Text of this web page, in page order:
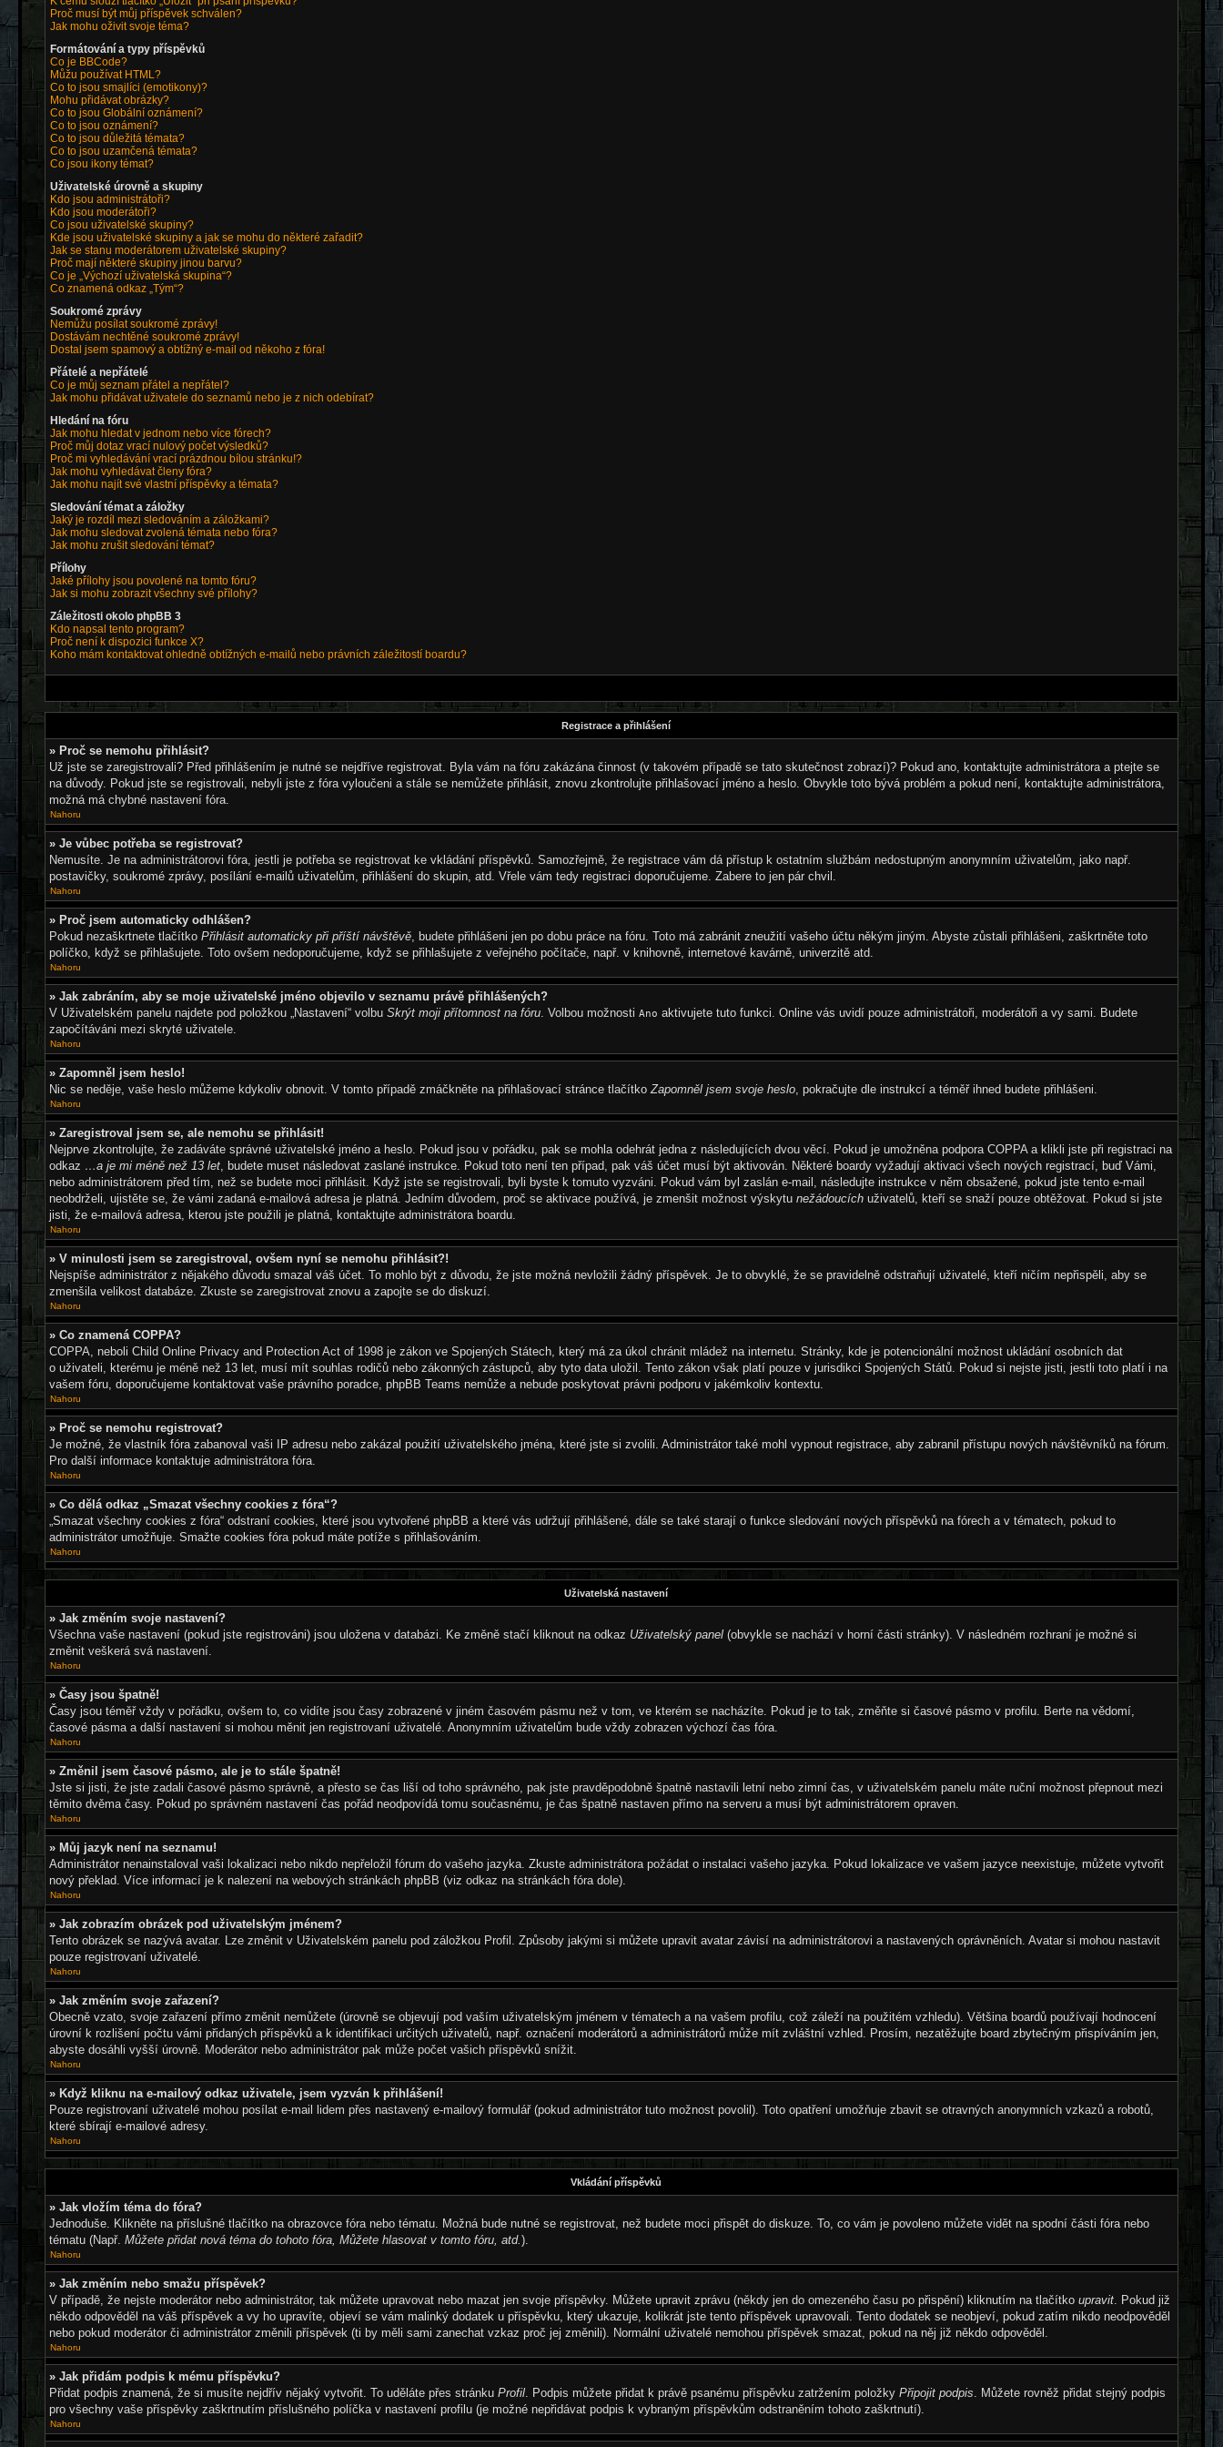
Proč musí být můj příspěvek schválen?
Jak mohu oživit svoje téma?
Formátování a typy příspěvků
Co je BBCode?
Můžu používat HTML?
Co to jsou smajlíci (emotikony)?
Mohu přidávat obrázky?
Co to jsou Globální oznámení?
Co to jsou oznámení?
Co to jsou důležitá témata?
Co to jsou uzamčená témata?
Co jsou ikony témat?
Uživatelské úrovně a skupiny
Kdo jsou administrátoři?
Kdo jsou moderátoři?
Co jsou uživatelské skupiny?
Kde jsou uživatelské skupiny a jak se mohu do některé zařadit?
Jak se stanu moderátorem uživatelské skupiny?
Proč mají některé skupiny jinou barvu?
Co je „Výchozí uživatelská skupina“?
Co znamená odkaz „Tým“?
Soukromé zprávy
Nemůžu posílat soukromé zprávy!
Dostávám nechtěné soukromé zprávy!
Dostal jsem spamový a obtížný e-mail od někoho z fóra!
Přátelé a nepřátelé
Co je můj seznam přátel a nepřátel?
Jak mohu přidávat uživatele do seznamů nebo je z nich odebírat?
Hledání na fóru
Jak mohu hledat v jednom nebo více fórech?
Proč můj dotaz vrací nulový počet výsledků?
Proč mi vyhledávání vrací prázdnou bílou stránku!?
Jak mohu vyhledávat členy fóra?
Jak mohu najít své vlastní příspěvky a témata?
Sledování témat a záložky
Jaký je rozdíl mezi sledováním a záložkami?
Jak mohu sledovat zvolená témata nebo fóra?
Jak mohu zrušit sledování témat?
Přílohy
Jaké přílohy jsou povolené na tomto fóru?
Jak si mohu zobrazit všechny své přílohy?
Záležitosti okolo phpBB 3
Kdo napsal tento program?
Proč není k dispozici funkce X?
Koho mám kontaktovat ohledně obtížných e-mailů nebo právních záležitostí boardu?
Registrace a přihlášení
» Proč se nemohu přihlásit?
Už jste se zaregistrovali? Před přihlášením je nutné se nejdříve registrovat. Byla vám na fóru zakázána činnost (v takovém případě se tato skutečnost zobrazí)? Pokud ano, kontaktujte administrátora a ptejte se
na důvody. Pokud jste se registrovali, nebyli jste z fóra vyloučeni a stále se nemůžete přihlásit, znovu zkontrolujte přihlašovací jméno a heslo. Obvykle toto bývá problém a pokud není, kontaktujte administrátora,
možná má chybné nastavení fóra.
Nahoru
» Je vůbec potřeba se registrovat?
Nemusíte. Je na administrátorovi fóra, jestli je potřeba se registrovat ke vkládání příspěvků. Samozřejmě, že registrace vám dá přístup k ostatním službám nedostupným anonymním uživatelům, jako např.
postavičky, soukromé zprávy, posílání e-mailů uživatelům, přihlášení do skupin, atd. Vřele vám tedy registraci doporučujeme. Zabere to jen pár chvil.
Nahoru
» Proč jsem automaticky odhlášen?
Pokud nezaškrtnete tlačítko Přihlásit automaticky při příští návštěvě, budete přihlášeni jen po dobu práce na fóru. Toto má zabránit zneužití vašeho účtu někým jiným. Abyste zůstali přihlášeni, zaškrtněte toto
políčko, když se přihlašujete. Toto ovšem nedoporučujeme, když se přihlašujete z veřejného počítače, např. v knihovně, internetové kavárně, univerzitě atd.
Nahoru
» Jak zabráním, aby se moje uživatelské jméno objevilo v seznamu právě přihlášených?
V Uživatelském panelu najdete pod položkou „Nastavení“ volbu Skrýt moji přítomnost na fóru. Volbou možnosti Ano aktivujete tuto funkci. Online vás uvidí pouze administrátoři, moderátoři a vy sami. Budete
započítáváni mezi skryté uživatele.
Nahoru
» Zapomněl jsem heslo!
Nic se neděje, vaše heslo můžeme kdykoliv obnovit. V tomto případě zmáčkněte na přihlašovací stránce tlačítkoZapomněl jsem svoje heslo, pokračujte dle instrukcí a téměř ihned budete přihlášeni.
Nahoru
» Zaregistroval jsem se, ale nemohu se přihlásit!
Nejprve zkontrolujte, že zadáváte správné uživatelské jméno a heslo. Pokud jsou v pořádku, pak se mohla odehrát jedna z následujících dvou věcí. Pokud je umožněna podpora COPPA a klikli jste při registraci na
odkaz …a je mi méně než 13 let, budete muset následovat zaslané instrukce. Pokud toto není ten případ, pak váš účet musí být aktivován. Některé boardy vyžadují aktivaci všech nových registrací, buď Vámi,
nebo administrátorem před tím, než se budete moci přihlásit. Když jste se registrovali, byli byste k tomuto vyzváni. Pokud vám byl zaslán e-mail, následujte instrukce v něm obsažené, pokud jste tento e-mail
neobdrželi, ujistěte se, že vámi zadaná e-mailová adresa je platná. Jedním důvodem, proč se aktivace používá, je zmenšit možnost výskytu nežádoucích uživatelů, kteří se snaží pouze obtěžovat. Pokud si jste
jisti, že e-mailová adresa, kterou jste použili je platná, kontaktujte administrátora boardu.
Nahoru
» V minulosti jsem se zaregistroval, ovšem nyní se nemohu přihlásit?!
Nejspíše administrátor z nějakého důvodu smazal váš účet. To mohlo být z důvodu, že jste možná nevložili žádný příspěvek. Je to obvyklé, že se pravidelně odstraňují uživatelé, kteří ničím nepřispěli, aby se
zmenšila velikost databáze. Zkuste se zaregistrovat znovu a zapojte se do diskuzí.
Nahoru
» Co znamená COPPA?
COPPA, neboli Child Online Privacy and Protection Act of 1998 je zákon ve Spojených Státech, který má za úkol chránit mládež na internetu. Stránky, kde je potencionální možnost ukládání osobních dat
o uživateli, kterému je méně než 13 let, musí mít souhlas rodičů nebo zákonných zástupců, aby tyto data uložil. Tento zákon však platí pouze v jurisdikci Spojených Států. Pokud si nejste jisti, jestli toto platí i na
vašem fóru, doporučujeme kontaktovat vaše právního poradce, phpBB Teams nemůže a nebude poskytovat právni podporu v jakémkoliv kontextu.
Nahoru
» Proč se nemohu registrovat?
Je možné, že vlastník fóra zabanoval vaši IP adresu nebo zakázal použití uživatelského jména, které jste si zvolili. Administrátor také mohl vypnout registrace, aby zabranil přístupu nových návštěvníků na fórum.
Pro další informace kontaktuje administrátora fóra.
Nahoru
» Co dělá odkaz „Smazat všechny cookies z fóra“?
„Smazat všechny cookies z fóra“ odstraní cookies, které jsou vytvořené phpBB a které vás udržují přihlášené, dále se také starají o funkce sledování nových příspěvků na fórech a v tématech, pokud to
administrátor umožňuje. Smažte cookies fóra pokud máte potíže s přihlašováním.
Nahoru
Uživatelská nastavení
» Jak změním svoje nastavení?
Všechna vaše nastavení (pokud jste registrováni) jsou uložena v databázi. Ke změně stačí kliknout na odkaz Uživatelský panel (obvykle se nachází v horní části stránky). V následném rozhraní je možné si
změnit veškerá svá nastavení.
Nahoru
» Časy jsou špatně!
Časy jsou téměř vždy v pořádku, ovšem to, co vidíte jsou časy zobrazené v jiném časovém pásmu než v tom, ve kterém se nacházíte. Pokud je to tak, změňte si časové pásmo v profilu. Berte na vědomí,
časové pásma a další nastavení si mohou měnit jen registrovaní uživatelé. Anonymním uživatelům bude vždy zobrazen výchozí čas fóra.
Nahoru
» Změnil jsem časové pásmo, ale je to stále špatně!
Jste si jisti, že jste zadali časové pásmo správně, a přesto se čas liší od toho správného, pak jste pravděpodobně špatně nastavili letní nebo zimní čas, v uživatelském panelu máte ruční možnost přepnout mezi
těmito dvěma časy. Pokud po správném nastavení čas pořád neodpovídá tomu současnému, je čas špatně nastaven přímo na serveru a musí být administrátorem opraven.
Nahoru
» Můj jazyk není na seznamu!
Administrátor nenainstaloval vaši lokalizaci nebo nikdo nepřeložil fórum do vašeho jazyka. Zkuste administrátora požádat o instalaci vašeho jazyka. Pokud lokalizace ve vašem jazyce neexistuje, můžete vytvořit
nový překlad. Více informací je k nalezení na webových stránkách phpBB (viz odkaz na stránkách fóra dole).
Nahoru
» Jak zobrazím obrázek pod uživatelským jménem?
Tento obrázek se nazývá avatar. Lze změnit v Uživatelském panelu pod záložkou Profil. Způsoby jakými si můžete upravit avatar závisí na administrátorovi a nastavených oprávněních. Avatar si mohou nastavit
pouze registrovaní uživatelé.
Nahoru
» Jak změním svoje zařazení?
Obecně vzato, svoje zařazení přímo změnit nemůžete (úrovně se objevují pod vaším uživatelským jménem v tématech a na vašem profilu, což záleží na použitém vzhledu). Většina boardů používají hodnocení
úrovní k rozlišení počtu vámi přidaných příspěvků a k identifikaci určitých uživatelů, např. označení moderátorů a administrátorů může mít zvláštní vzhled. Prosím, nezatěžujte board zbytečným přispíváním jen,
abyste dosáhli vyšší úrovně. Moderátor nebo administrátor pak může počet vašich příspěvků snížit.
Nahoru
» Když kliknu na e-mailový odkaz uživatele, jsem vyzván k přihlášení!
Pouze registrovaní uživatelé mohou posílat e-mail lidem přes nastavený e-mailový formulář (pokud administrátor tuto možnost povolil). Toto opatření umožňuje zbavit se otravných anonymních vzkazů a robotů,
které sbírají e-mailové adresy.
Nahoru
Vkládání příspěvků
» Jak vložím téma do fóra?
Jednoduše. Klikněte na příslušné tlačítko na obrazovce fóra nebo tématu. Možná bude nutné se registrovat, než budete moci přispět do diskuze. To, co vám je povoleno můžete vidět na spodní části fóra nebo
tématu (Např. Můžete přidat nová téma do tohoto fóra, Můžete hlasovat v tomto fóru, atd.).
Nahoru
» Jak změním nebo smažu příspěvek?
V případě, že nejste moderátor nebo administrátor, tak můžete upravovat nebo mazat jen svoje příspěvky. Můžete upravit zprávu (někdy jen do omezeného času po přispění) kliknutím na tlačítko upravit. Pokud již
někdo odpověděl na váš příspěvek a vy ho upravíte, objeví se vám malinký dodatek u příspěvku, který ukazuje, kolikrát jste tento příspěvek upravovali. Tento dodatek se neobjeví, pokud zatím nikdo neodpověděl
nebo pokud moderátor či administrátor změnili příspěvek (ti by měli sami zanechat vzkaz proč jej změnili). Normální uživatelé nemohou příspěvek smazat, pokud na něj již někdo odpověděl.
Nahoru
» Jak přidám podpis k mému příspěvku?
Přidat podpis znamená, že si musíte nejdřív nějaký vytvořit. To uděláte přes stránku Profil. Podpis můžete přidat k právě psanému příspěvku zatržením položky Připojit podpis. Můžete rovněž přidat stejný podpis
pro všechny vaše příspěvky zaškrtnutím příslušného políčka v nastavení profilu (je možné nepřidávat podpis k vybraným příspěvkům odstraněním tohoto zaškrtnutí).
Nahoru